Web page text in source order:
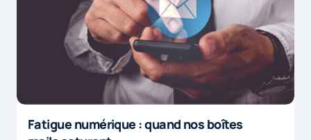
Fatigue numérique : quand nos boîtes